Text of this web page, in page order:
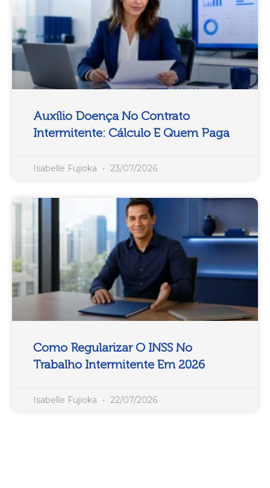
Auxílio Doença No Contrato
Intermitente: Cálculo E Quem Paga
Isabelle Fujioka 23/07/2026
Como Regularizar O INSS No
Trabalho Intermitente Em 2026
Isabelle Fujioka 22/07/2026